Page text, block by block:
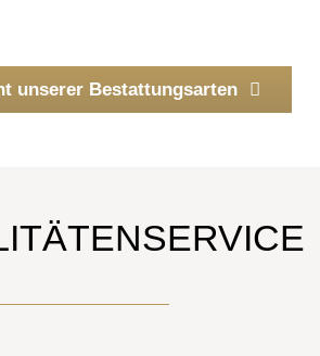
unserer Bestattungsarten